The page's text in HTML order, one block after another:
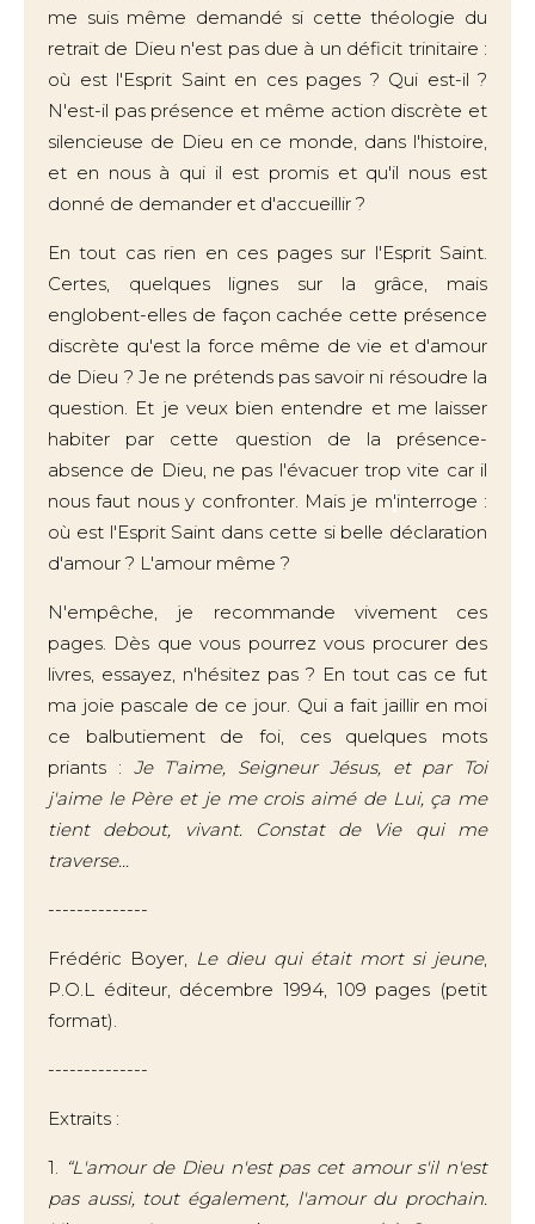
me suis même demandé si cette théologie du
retrait de Dieu n'est pas due à un déficit trinitaire :
où est l'Esprit Saint en ces pages ? Qui est-il ?
N'est-il pas présence et même action discrète et
silencieuse de Dieu en ce monde, dans l'histoire,
et en nous à qui il est promis et qu'il nous est
donné de demander et d'accueillir ?
En tout cas rien en ces pages sur l'Esprit Saint.
Certes, quelques lignes sur la grâce, mais
englobent-elles de façon cachée cette présence
discrète qu'est la force même de vie et d'amour
de Dieu ? Je ne prétends pas savoir ni résoudre la
question. Et je veux bien entendre et me laisser
habiter par cette question de la présence-
absence de Dieu, ne pas l'évacuer trop vite car il
nous faut nous y confronter. Mais je m'interroge :
où est l'Esprit Saint dans cette si belle déclaration
d'amour ? L'amour même ?
N'empêche, je recommande vivement ces
pages. Dès que vous pourrez vous procurer des
livres, essayez, n'hésitez pas ? En tout cas ce fut
ma joie pascale de ce jour. Qui a fait jaillir en moi
ce balbutiement de foi, ces quelques mots
priants : Je T'aime, Seigneur Jésus, et par Toi
j'aime le Père et je me crois aimé de Lui, ça me
tient debout, vivant. Constat de Vie qui me
traverse...
--------------
Frédéric Boyer, Le dieu qui était mort si jeune,
P.O.L éditeur, décembre 1994, 109 pages (petit
format).
--------------
Extraits :
1. “L'amour de Dieu n'est pas cet amour s'il n'est
pas aussi, tout également, l'amour du prochain.